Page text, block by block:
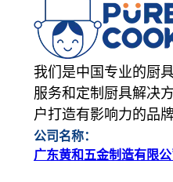
我们是中国专业的厨
服务和定制厨具解决
户打造有影响力的品
公司名称：
广东黄和五金制造有限